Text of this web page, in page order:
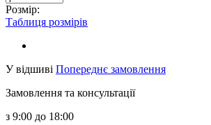
Розмір:
Таблиця розмірів
У відшиві Попереднє замовлення
Замовлення та консультації
з 9:00 до 18:00